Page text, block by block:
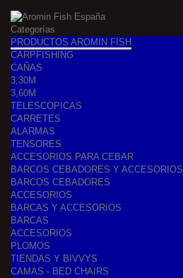
Categorías
PRODUCTOS AROMIN FISH
CARPFISHING
CAÑAS
3,30M
3,60M
TELESCOPICAS
CARRETES
ALARMAS
TENSORES
ACCESORIOS PARA CEBAR
BARCOS CEBADORES Y ACCESORIOS
BARCOS CEBADORES
ACCESORIOS
BARCAS Y ACCESORIOS
BARCAS
ACCESORIOS
PLOMOS
TIENDAS Y BIVVYS
CAMAS - BED CHAIRS